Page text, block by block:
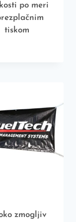
po meri
tiskom
zmogljiv